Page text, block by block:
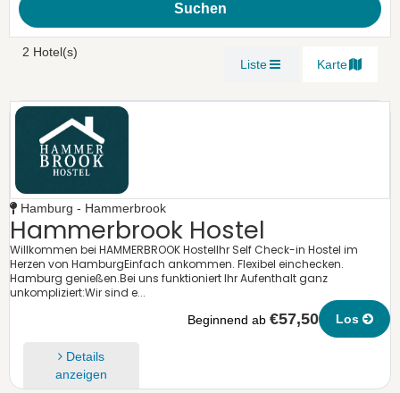
Suchen
2 Hotel(s)
Liste
Karte
Hamburg - Hammerbrook
Hammerbrook Hostel
Willkommen bei HAMMERBROOK HostelIhr Self Check-in Hostel im
Herzen von HamburgEinfach ankommen. Flexibel einchecken.
Hamburg genießen.Bei uns funktioniert Ihr Aufenthalt ganz
unkompliziert:Wir sind e...
Beginnend ab €57,50 Los
Details
anzeigen